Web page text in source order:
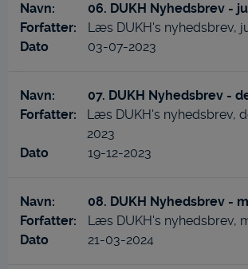
06. DUKH Nyhedsbrev -
Læs DUKH's nyhedsbrev,
03-07-2023
07. DUKH Nyhedsbrev -
Læs DUKH's nyhedsbrev,
2023
19-12-2023
08. DUKH Nyhedsbrev -
Læs DUKH's nyhedsbrev,
21-03-2024